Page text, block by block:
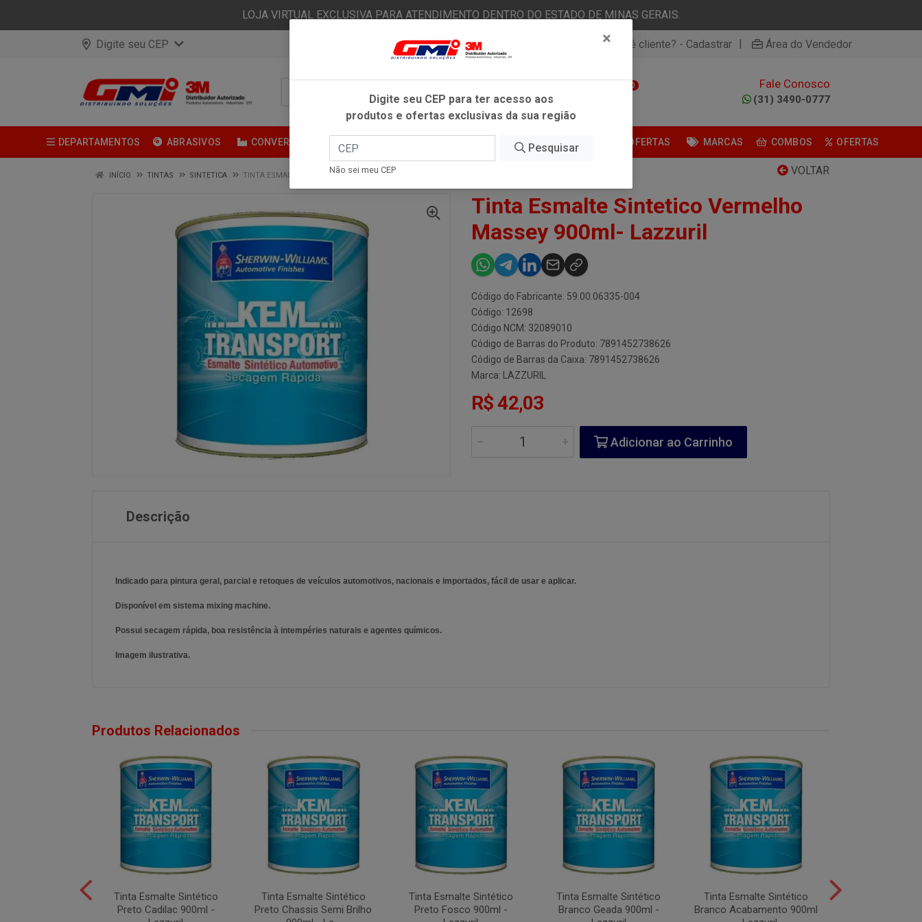
LOJA VIRTUAL EXCLUSIVA PARA ATENDIMENTO DENTRO DO ESTADO DE MINAS GERAIS.
Digite seu CEP Já é cliente? - Entrar Não é cliente? - Cadastrar | Área do Vendedor
0 Fale Conosco
(31) 3490-0777
DEPARTAMENTOS ABRASIVOS CONVERSÃO FITAS ADESIVAS ESTÉTICA AUTOMOTIVA OFERTAS MARCAS COMBOS OFERTAS
VOLTAR
INÍCIO TINTAS SINTETICA TINTA ESMALTE SINTETICO VERMELHO MASSEY 900ML- LAZZURIL
Tinta Esmalte Sintetico Vermelho
Massey 900ml- Lazzuril
Código do Fabricante: 59.00.06335-004
Código: 12698
Código NCM: 32089010
Código de Barras do Produto: 7891452738626
Código de Barras da Caixa: 7891452738626
Marca:
LAZZURIL
R$ 42,03
Adicionar ao Carrinho
Descrição
Indicado para pintura geral, parcial e retoques de veículos automotivos, nacionais e importados, fácil de usar e aplicar.
Disponível em sistema mixing machine.
Possui secagem rápida, boa resistência à intempéries naturais e agentes químicos.
Imagem ilustrativa.
Produtos Relacionados
Tinta Esmalte Sintético
Preto Cadilac 900ml -
Tinta Esmalte Sintético
Preto Chassis Semi Brilho
Tinta Esmalte Sintético
Preto Fosco 900ml -
Tinta Esmalte Sintético
Branco Geada 900ml -
Tinta Esmalte Sintético
Branco Acabamento 900ml
×
Digite seu CEP para ter acesso aos
produtos e ofertas exclusivas da sua região
Pesquisar
Não sei meu CEP